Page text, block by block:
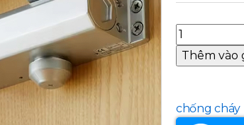
Tay
co
thủy
071
Thêm vào
chống cháy